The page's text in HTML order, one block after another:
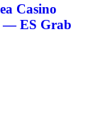
Casino
— ES Grab